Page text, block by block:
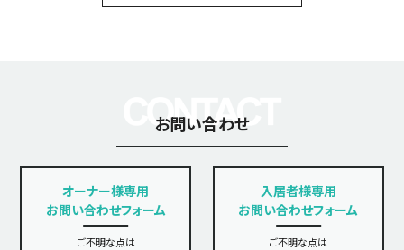
お問い合わせ
オーナー様専用
お問い合わせフォーム
ご不明な点は
入居者様専用
お問い合わせフォーム
ご不明な点は